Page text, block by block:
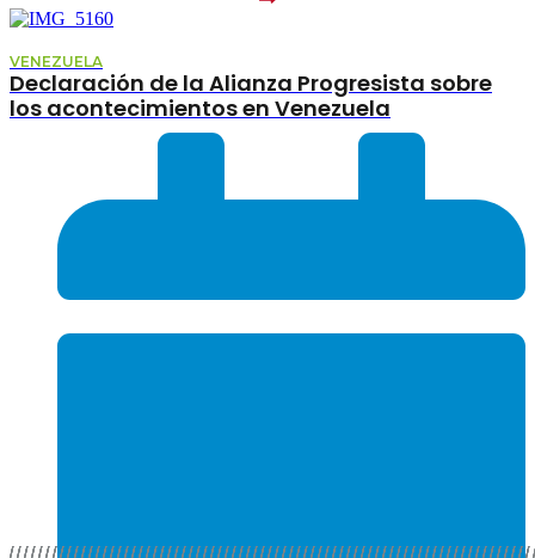
VENEZUELA
Declaración de la Alianza Progresista sobre
los acontecimientos en Venezuela